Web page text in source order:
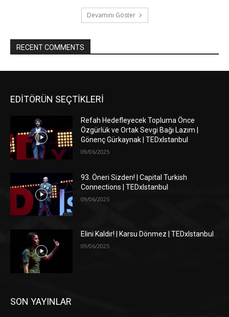
Devamını Göster
RECENT COMMENTS
EDİTÖRÜN SEÇTİKLERİ
Refah Hedefleyecek Topluma Önce
Özgürlük ve Ortak Sevgi Bağı Lazım |
Gönenç Gürkaynak | TEDxIstanbul
09/06/2025
93. Öneri Sizden! | Capital Turkish
Connections | TEDxIstanbul
09/06/2025
Elini Kaldır! | Karsu Dönmez | TEDxIstanbul
09/06/2025
SON YAYINLAR